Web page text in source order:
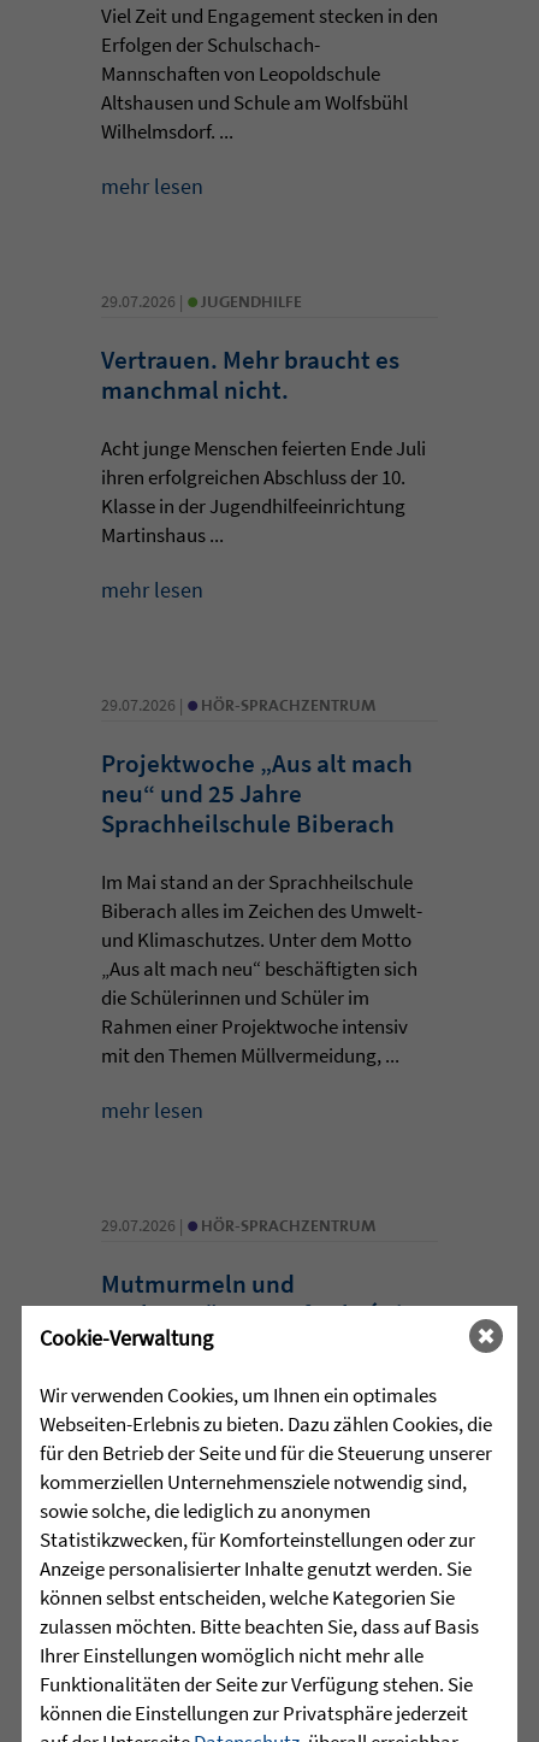
Viel Zeit und Engagement stecken in den
Erfolgen der Schulschach-
Mannschaften von Leopoldschule
Altshausen und Schule am Wolfsbühl
Wilhelmsdorf. ...
mehr lesen
29.07.2026 | • JUGENDHILFE
Vertrauen. Mehr braucht es
manchmal nicht.
Acht junge Menschen feierten Ende Juli
ihren erfolgreichen Abschluss der 10.
Klasse in der Jugendhilfeeinrichtung
Martinshaus ...
mehr lesen
29.07.2026 | • HÖR-SPRACHZENTRUM
Projektwoche „Aus alt mach
neu“ und 25 Jahre
Sprachheilschule Biberach
Im Mai stand an der Sprachheilschule
Biberach alles im Zeichen des Umwelt-
und Klimaschutzes. Unter dem Motto
„Aus alt mach neu“ beschäftigten sich
die Schülerinnen und Schüler im
Rahmen einer Projektwoche intensiv
mit den Themen Müllvermeidung, ...
mehr lesen
29.07.2026 | • HÖR-SPRACHZENTRUM
Mutmurmeln und
Rechenmäuse - auf geht´s in
die Schulzeit
Am Mittwoch, 27.07.26 verabschiedete
das Team des Schulkindergartens der
Leopoldschule in Altshausen die
Vorschüler mit einer bunten und
emotionalen ...
mehr lesen
29.07.2026 |•HÖR-SPRACHZENTRUM
Cookie-Verwaltung
Wir verwenden Cookies, um Ihnen ein optimales
Webseiten-Erlebnis zu bieten. Dazu zählen Cookies, die
für den Betrieb der Seite und für die Steuerung unserer
kommerziellen Unternehmensziele notwendig sind,
sowie solche, die lediglich zu anonymen
Statistikzwecken, für Komforteinstellungen oder zur
Anzeige personalisierter Inhalte genutzt werden. Sie
können selbst entscheiden, welche Kategorien Sie
zulassen möchten. Bitte beachten Sie, dass auf Basis
Ihrer Einstellungen womöglich nicht mehr alle
Funktionalitäten der Seite zur Verfügung stehen. Sie
können die Einstellungen zur Privatsphäre jederzeit